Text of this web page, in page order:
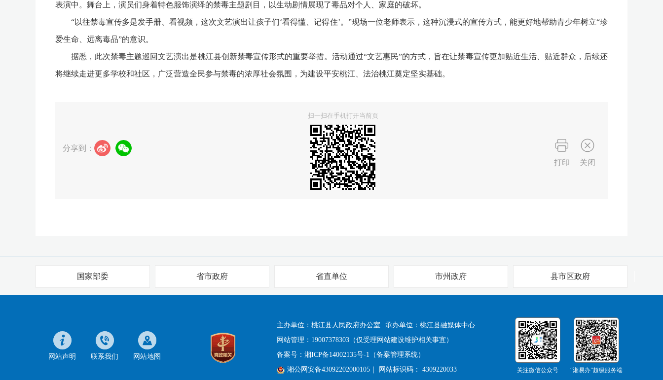
表演中。舞台上，演员们身着特色服饰演绎的禁毒主题剧目，以生动剧情展现了毒品对个人、家庭的破坏。
“以往禁毒宣传多是发手册、看视频，这次文艺演出让孩子们‘看得懂、记得住’。”现场一位老师表示，这种沉浸式的宣传方式，能更好地帮助青少年树立“珍
爱生命、远离毒品”的意识。
据悉，此次禁毒主题巡回文艺演出是桃江县创新禁毒宣传形式的重要举措。活动通过“文艺惠民”的方式，旨在让禁毒宣传更加贴近生活、贴近群众，后续还
将继续走进更多学校和社区，广泛营造全民参与禁毒的浓厚社会氛围，为建设平安桃江、法治桃江奠定坚实基础。
分享到：
扫一扫在手机打开当前页
打印 关闭
国家部委 省市政府 省直单位 市州政府 县市区政府
网站声明 联系我们 网站地图
主办单位：桃江县人民政府办公室
承办单位：桃江县融媒体中心
网站管理：19007378303（仅受理网站建设维护相关事宜）
备案号： 湘ICP备14002135号-1（备案管理系统）
湘公网安备43092202000105 ｜ 网站标识码： 4309220033 关注微信公众号 “湘易办”超级服务端